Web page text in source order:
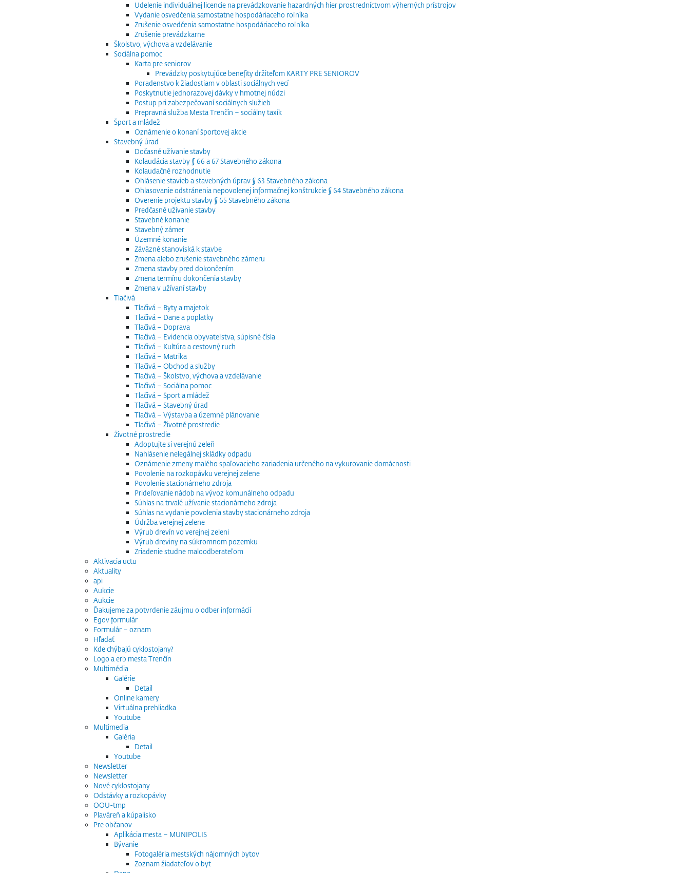
Udelenie individuálnej licencie na prevádzkovanie hazardných hier prostredníctvom výherných prístrojov
Vydanie osvedčenia samostatne hospodáriaceho roľníka
Zrušenie osvedčenia samostatne hospodáriaceho roľníka
Zrušenie prevádzkarne
Školstvo, výchova a vzdelávanie
Sociálna pomoc
Karta pre seniorov
Prevádzky poskytujúce benefity držiteľom KARTY PRE SENIOROV
Poradenstvo k žiadostiam v oblasti sociálnych vecí
Poskytnutie jednorazovej dávky v hmotnej núdzi
Postup pri zabezpečovaní sociálnych služieb
Prepravná služba Mesta Trenčín – sociálny taxík
Šport a mládež
Oznámenie o konaní športovej akcie
Stavebný úrad
Dočasné užívanie stavby
Kolaudácia stavby § 66 a 67 Stavebného zákona
Kolaudačné rozhodnutie
Ohlásenie stavieb a stavebných úprav § 63 Stavebného zákona
Ohlasovanie odstránenia nepovolenej informačnej konštrukcie § 64 Stavebného zákona
Overenie projektu stavby § 65 Stavebného zákona
Predčasné užívanie stavby
Stavebné konanie
Stavebný zámer
Územné konanie
Záväzné stanoviská k stavbe
Zmena alebo zrušenie stavebného zámeru
Zmena stavby pred dokončením
Zmena termínu dokončenia stavby
Zmena v užívaní stavby
Tlačivá
Tlačivá – Byty a majetok
Tlačivá – Dane a poplatky
Tlačivá – Doprava
Tlačivá – Evidencia obyvateľstva, súpisné čísla
Tlačivá – Kultúra a cestovný ruch
Tlačivá – Matrika
Tlačivá – Obchod a služby
Tlačivá – Školstvo, výchova a vzdelávanie
Tlačivá – Sociálna pomoc
Tlačivá – Šport a mládež
Tlačivá – Stavebný úrad
Tlačivá – Výstavba a územné plánovanie
Tlačivá – Životné prostredie
Životné prostredie
Adoptujte si verejnú zeleň
Nahlásenie nelegálnej skládky odpadu
Oznámenie zmeny malého spaľovacieho zariadenia určeného na vykurovanie domácnosti
Povolenie na rozkopávku verejnej zelene
Povolenie stacionárneho zdroja
Prideľovanie nádob na vývoz komunálneho odpadu
Súhlas na trvalé užívanie stacionárneho zdroja
Súhlas na vydanie povolenia stavby stacionárneho zdroja
Údržba verejnej zelene
Výrub drevín vo verejnej zeleni
Výrub dreviny na súkromnom pozemku
Zriadenie studne maloodberateľom
Aktivacia uctu
Aktuality
api
Aukcie
Aukcie
Ďakujeme za potvrdenie záujmu o odber informácií
Egov formulár
Formulár – oznam
Hľadať
Kde chýbajú cyklostojany?
Logo a erb mesta Trenčín
Multimédia
Galérie
Detail
Online kamery
Virtuálna prehliadka
Youtube
Multimedia
Galéria
Detail
Youtube
Newsletter
Newsletter
Nové cyklostojany
Odstávky a rozkopávky
OOU-tmp
Plaváreň a kúpalisko
Pre občanov
Aplikácia mesta – MUNIPOLIS
Bývanie
Fotogaléria mestských nájomných bytov
Zoznam žiadateľov o byt